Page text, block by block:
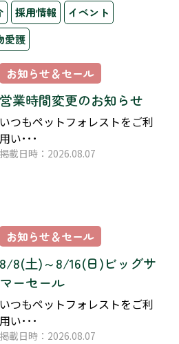
採用情報
イベント
愛護
お知らせ＆セール
営業時間変更のお知らせ
いつもペットフォレストをご利
用い･･･
掲載日時：2026.08.07
お知らせ＆セール
8/8(土)～8/16(日)ビッグサ
マーセール
いつもペットフォレストをご利
用い･･･
掲載日時：2026.08.07